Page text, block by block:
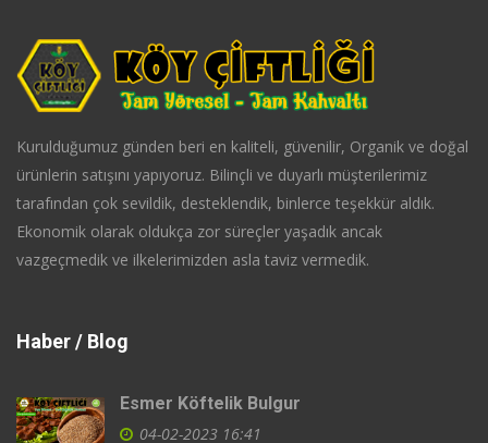
Kurulduğumuz günden beri en kaliteli, güvenilir, Organik ve doğal
ürünlerin satışını yapıyoruz. Bilinçli ve duyarlı müşterilerimiz
tarafından çok sevildik, desteklendik, binlerce teşekkür aldık.
Ekonomik olarak oldukça zor süreçler yaşadık ancak
vazgeçmedik ve ilkelerimizden asla taviz vermedik.
Haber / Blog
Esmer Köftelik Bulgur
04-02-2023 16:41